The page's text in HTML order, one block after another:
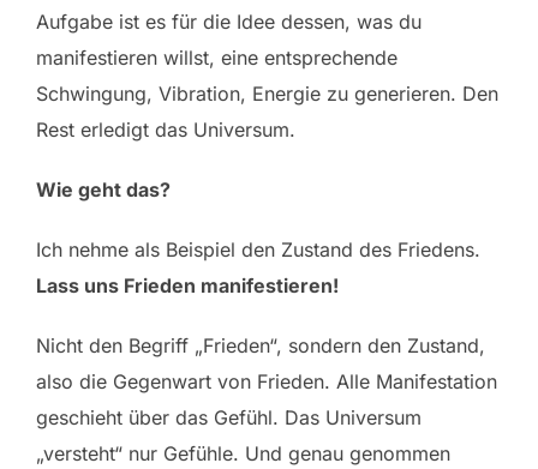
Aufgabe ist es für die Idee dessen, was du
manifestieren willst, eine entsprechende
Schwingung, Vibration, Energie zu generieren. Den
Rest erledigt das Universum.
Wie geht das?
Ich nehme als Beispiel den Zustand des Friedens.
Lass uns Frieden manifestieren!
Nicht den Begriff „Frieden“, sondern den Zustand,
also die Gegenwart von Frieden. Alle Manifestation
geschieht über das Gefühl. Das Universum
„versteht“ nur Gefühle. Und genau genommen